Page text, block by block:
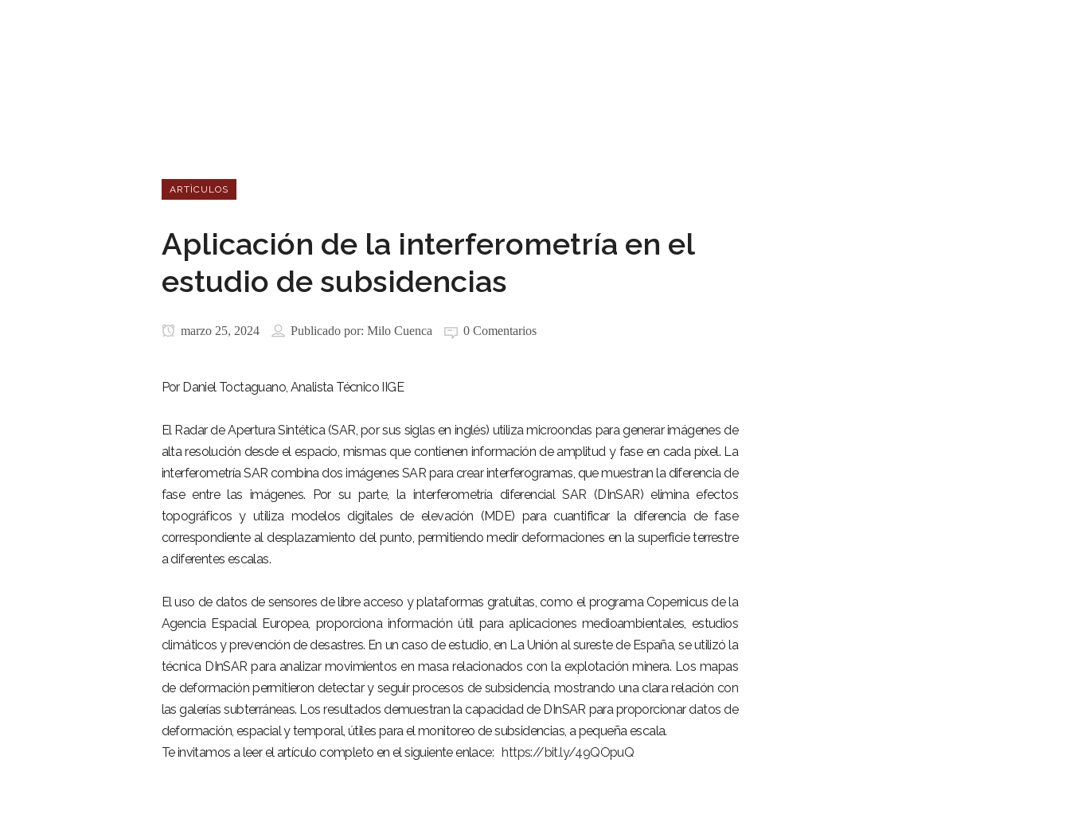
ARTÌCULOS
Aplicación de la interferometría en el
estudio de subsidencias
marzo 25, 2024 Publicado por: Milo Cuenca 0 Comentarios
Por Daniel Toctaguano, Analista Técnico IIGE
El Radar de Apertura Sintética (SAR, por sus siglas en inglés) utiliza microondas para generar imágenes de
alta resolución desde el espacio, mismas que contienen información de amplitud y fase en cada píxel. La
interferometría SAR combina dos imágenes SAR para crear interferogramas, que muestran la diferencia de
fase entre las imágenes. Por su parte, la interferometría diferencial SAR (DInSAR) elimina efectos
topográficos y utiliza modelos digitales de elevación (MDE) para cuantificar la diferencia de fase
correspondiente al desplazamiento del punto, permitiendo medir deformaciones en la superficie terrestre
a diferentes escalas.
El uso de datos de sensores de libre acceso y plataformas gratuitas, como el programa Copernicus de la
Agencia Espacial Europea, proporciona información útil para aplicaciones medioambientales, estudios
climáticos y prevención de desastres. En un caso de estudio, en La Unión al sureste de España, se utilizó la
técnica DInSAR para analizar movimientos en masa relacionados con la explotación minera. Los mapas
de deformación permitieron detectar y seguir procesos de subsidencia, mostrando una clara relación con
las galerías subterráneas. Los resultados demuestran la capacidad de DInSAR para proporcionar datos de
deformación, espacial y temporal, útiles para el monitoreo de subsidencias, a pequeña escala.
Te invitamos a leer el artículo completo en el siguiente enlace:https://bit.ly/49QOpuQ